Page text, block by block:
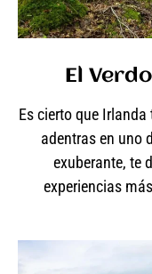
El
Es cierto que
adentras en uno
exuberante, te
experiencias